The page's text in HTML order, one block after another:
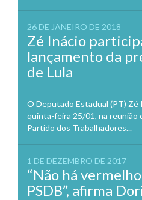
26 DE JANEIRO DE 2018
Zé Inácio
lançamento da
de Lula
O Deputado Estadual (PT)
quinta-feira 25/01, na reunião
Partido dos Trabalhadores...
1 DE DEZEMBRO DE 2017
“Não há
PSDB”, afirma